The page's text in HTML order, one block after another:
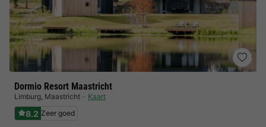
Dormio Resort Maastricht
Limburg, Maastricht Kaart
8.2 Zeer goed